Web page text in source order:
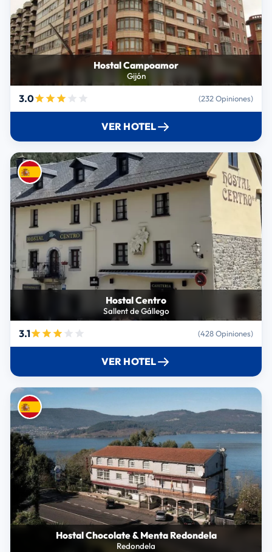
Hostal Campoamor
Gijón
3.0 (232 Opiniones)
VER HOTEL
Hostal Centro
Sallent de Gállego
3.1 (428 Opiniones)
VER HOTEL
Hostal Chocolate & Menta Redondela
Redondela